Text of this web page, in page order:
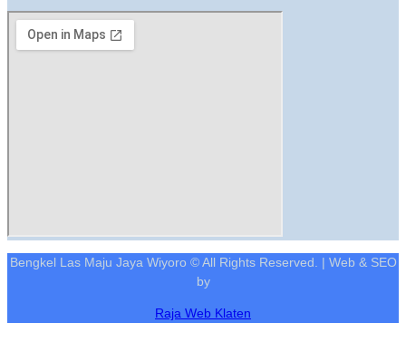
Bengkel Las Maju Jaya Wiyoro © All Rights Reserved. | Web & SEO
by
Raja Web Klaten